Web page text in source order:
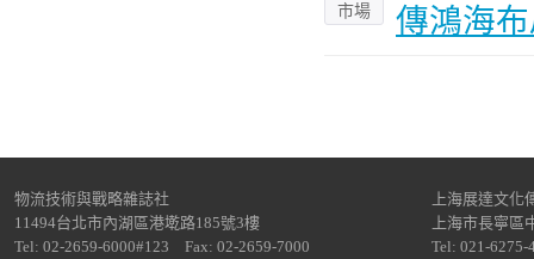
市場 傳鴻海
物流技術與戰略雜誌社
11494台北市內湖區港墘路185號3樓
Tel: 02-2659-6000#123 Fax: 02-2659-7000
上海展達文化
上海市長寧區
Tel: 021-6275-